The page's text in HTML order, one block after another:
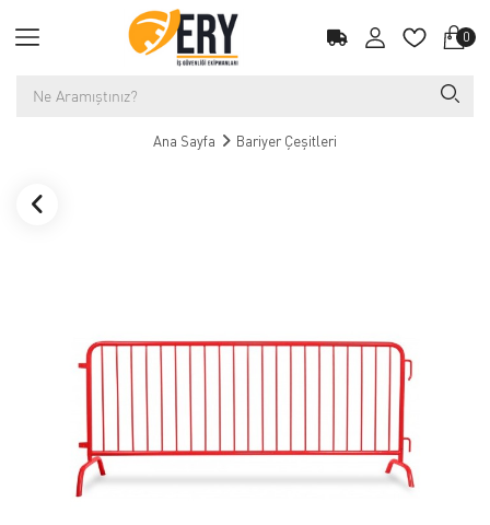
0
Ana Sayfa Bariyer Çeşitleri